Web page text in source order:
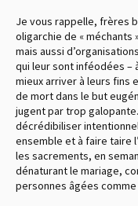
Je vous rappelle, frères
oligarchie de « méchants
mais aussi
qui leur sont inféodées
mieux arriver à leurs fins
de mort dans le but
jugent par trop
décrédibiliser
ensemble et à faire taire
les sacrements, en
dénaturant le mariage,
personnes âgées